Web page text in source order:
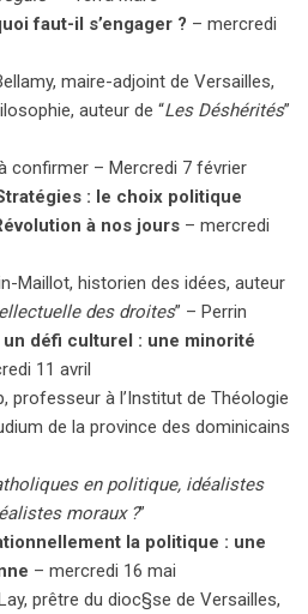
faut-il s’engager ? – mercredi
maire-adjoint de Versailles,
auteur de “Les Déshérités”
confirmer – Mercredi 7 février
: le choix politique
à nos jours – mercredi
Maillot, historien des idées, auteur
des droites” – Perrin
un défi culturel : une minorité
11 avril
professeur à l’Institut de Théologie
de la province des dominicains
en politique, idéalistes
moraux ?”
la politique : une
– mercredi 16 mai
prêtre du dioc§se de Versailles,